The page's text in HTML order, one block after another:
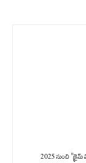
2025 నుంచి